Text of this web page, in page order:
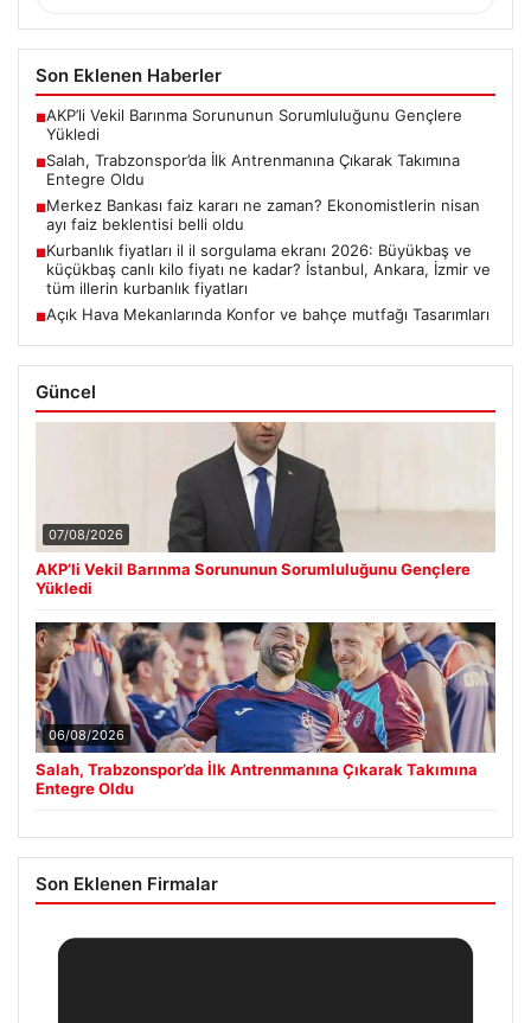
Son Eklenen Haberler
■AKP’li Vekil Barınma Sorununun Sorumluluğunu Gençlere
Yükledi
■Salah, Trabzonspor’da İlk Antrenmanına Çıkarak Takımına
Entegre Oldu
■Merkez Bankası faiz kararı ne zaman? Ekonomistlerin nisan
ayı faiz beklentisi belli oldu
■Kurbanlık fiyatları il il sorgulama ekranı 2026: Büyükbaş ve
küçükbaş canlı kilo fiyatı ne kadar? İstanbul, Ankara, İzmir ve
tüm illerin kurbanlık fiyatları
■Açık Hava Mekanlarında Konfor ve bahçe mutfağı Tasarımları
Güncel
07/08/2026
AKP’li Vekil Barınma Sorununun Sorumluluğunu Gençlere
Yükledi
06/08/2026
Salah, Trabzonspor’da İlk Antrenmanına Çıkarak Takımına
Entegre Oldu
Son Eklenen Firmalar